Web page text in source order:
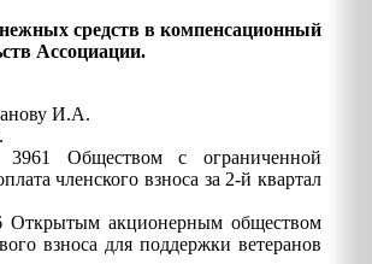
средств в компенсационный
Ассоциации.
И.А.
Обществом с ограниченной
членского взноса за 2-й квартал
акционерным обществом
взноса для поддержки ветеранов